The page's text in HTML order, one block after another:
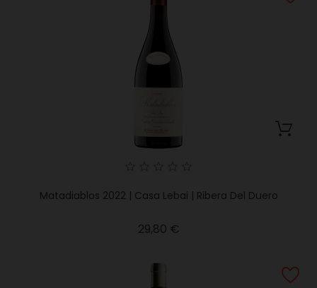
Matadiablos 2022 | Casa Lebai | Ribera Del Duero
29,80 €